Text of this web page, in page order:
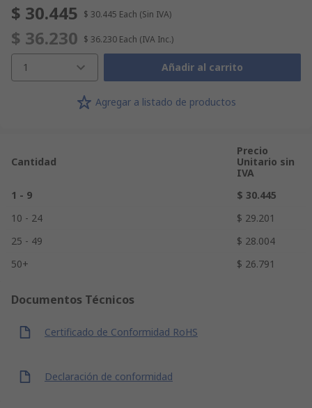
$ 30.445 $ 30.445 Each (Sin IVA)
$ 36.230 $ 36.230 Each (IVA Inc.)
1 Añadir al carrito
Agregar a listado de productos
Cantidad
Precio
Unitario sin
IVA
1 - 9
$ 30.445
10 - 24
$ 29.201
25 - 49
$ 28.004
50+
$ 26.791
Documentos Técnicos
Certificado de Conformidad RoHS
Declaración de conformidad